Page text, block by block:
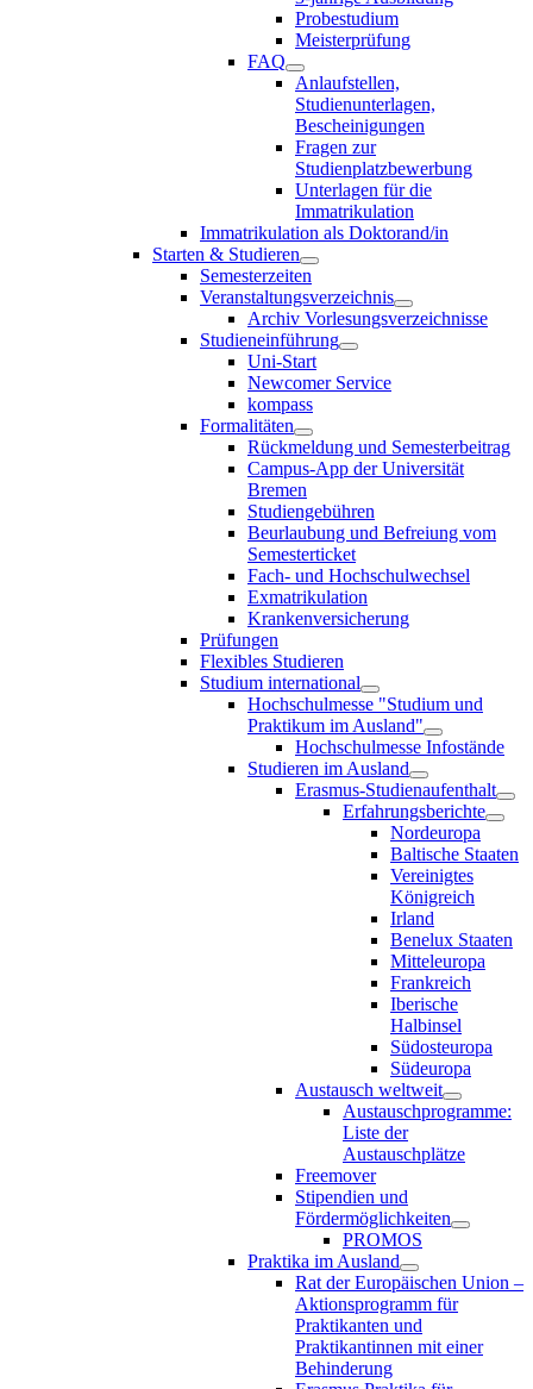
Probestudium
Meisterprüfung
FAQ
Anlaufstellen,
Studienunterlagen,
Bescheinigungen
Fragen zur
Studienplatzbewerbung
Unterlagen für die
Immatrikulation
Immatrikulation als Doktorand/in
Starten & Studieren
Semesterzeiten
Veranstaltungsverzeichnis
Archiv Vorlesungsverzeichnisse
Studieneinführung
Uni-Start
Newcomer Service
kompass
Formalitäten
Rückmeldung und Semesterbeitrag
Campus-App der Universität
Bremen
Studiengebühren
Beurlaubung und Befreiung vom
Semesterticket
Fach- und Hochschulwechsel
Exmatrikulation
Krankenversicherung
Prüfungen
Flexibles Studieren
Studium international
Hochschulmesse "Studium und
Praktikum im Ausland"
Hochschulmesse Infostände
Studieren im Ausland
Erasmus-Studienaufenthalt
Erfahrungsberichte
Nordeuropa
Baltische Staaten
Vereinigtes
Königreich
Irland
Benelux Staaten
Mitteleuropa
Frankreich
Iberische
Halbinsel
Südosteuropa
Südeuropa
Austausch weltweit
Austauschprogramme:
Liste der
Austauschplätze
Freemover
Stipendien und
Fördermöglichkeiten
PROMOS
Praktika im Ausland
Rat der Europäischen Union –
Aktionsprogramm für
Praktikanten und
Praktikantinnen mit einer
Behinderung